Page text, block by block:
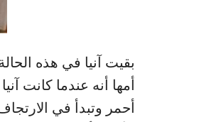
بقيت آنيا في هذه
أمها أنه عندما كانت
أحمر وتبدأ في